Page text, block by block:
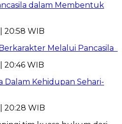
dalam Membentuk
20:58 WIB
Melalui Pancasila
20:46 WIB
Dalam Kehidupan Sehari-
20:28 WIB